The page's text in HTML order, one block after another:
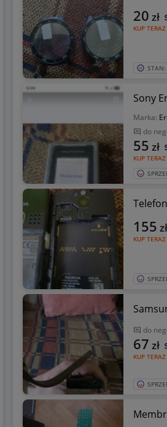
KUP TERAZ
20 zł
Sony
Marka:
do
KUP TERAZ
55 zł
KUP TERAZ
155 zł
do
KUP TERAZ
67 zł